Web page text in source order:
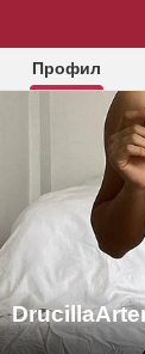
Профил